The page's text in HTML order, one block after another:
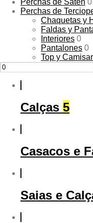
Perchas de Satén 0
Perchas de
Chaquetas y
Faldas y
Interiores 0
Pantalones 0
Top y
Preço
mínimo
Calças 5
Casacos e
Saias e